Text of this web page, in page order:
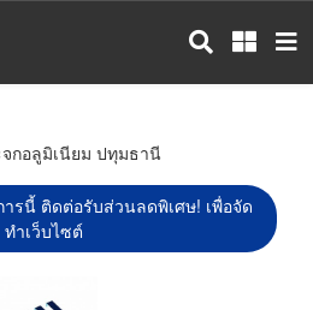
กอลูมิเนียม ปทุมธานี
รนี้ ติดต่อรับส่วนลดพิเศษ! เพื่อจัด
ทำเว็บไซต์